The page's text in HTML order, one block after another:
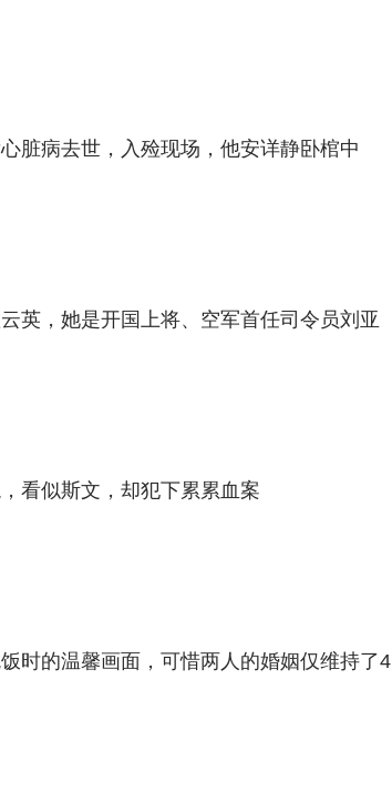
脏病去世，入殓现场，他安详静卧棺中
英，她是开国上将、空军首任司令员刘亚
看似斯文，却犯下累累血案
时的温馨画面，可惜两人的婚姻仅维持了4